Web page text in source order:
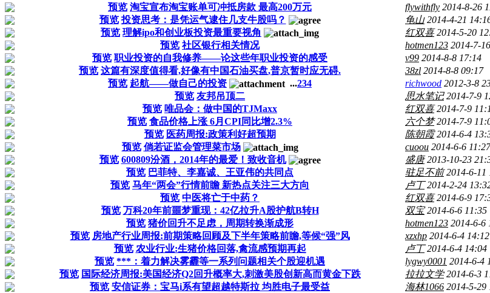
预览 淘宝宣布淘宝账单可冲抵房款 最高200万元 flywithfly 2014-8-26
预览 投资思考：是凭运气逮住几支牛股吗？ 龟山 2014-4-21
预览 理解ipo和创业板投资最重要视角 红双喜 2014-5-20
预览 社区银行相关情况 hotmen123 2014-7-
预览 职业投资的自我修养——论这些年职业投资的感受 v99 2014-8-8 17:14
预览 这篇有深度值得看,好像有中国石油买盘,普京暂时应无碍. 38zl 2014-8-8 09:17
预览 起航——做自己的投资 ...234 richwood 2012-3-8
预览 友邦吊顶二 思水笔记 2014-7-9
预览 唯品会：做中国的TJMaxx 红双喜 2014-7-9
预览 食品价格上涨 6月CPI同比增2.3% 六个梦 2014-7-9
预览 医药周报:政策利好超预期 陈朝霞 2014-6-4
预览 倘若证监会管理菜市场 cuoou 2014-6-6 11:27
预览 600809汾酒，2014年的最爱！致收音机 盛唐 2013-10-23
预览 巴菲特、李嘉诚、王亚伟的共同点 驻足不前 2014-6-11
预览 马年“两会”行情前瞻 新热点关注三大方向 卢丁 2014-2-24
预览 中医将亡于中药？ 红双喜 2014-6-9
预览 万科20年前噩梦重现：42亿拉升A股护航B转H 双宝 2014-6-6 11:35
预览 猪价回升不足虑，周期转换渐成形 hotmen123 2014-6-6
预览 房地产行业周报:前期策略回顾及下半年策略前瞻,等候“强”风 xzxhp 2014-6-4 14:12
预览 农业行业:生猪价格回落,禽流感预期再起 卢丁 2014-6-4 14:04
预览 ***：着力解决雾霾等一系列问题相关个股迎机遇 lygwy0001 2014-6-4
预览 国际经济周报:美国经济Q2回升概率大,刺激美股创新高而黄金下跌 拉拉文学 2014-6-3
预览 安信证券：宝马i系有望超越特斯拉 均胜电子最受益 海林1066 2014-5-29